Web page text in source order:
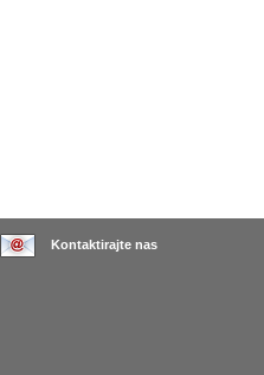
Kontaktirajte nas